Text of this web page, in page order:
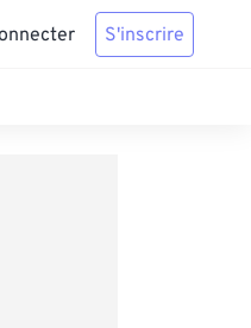
S'inscrire